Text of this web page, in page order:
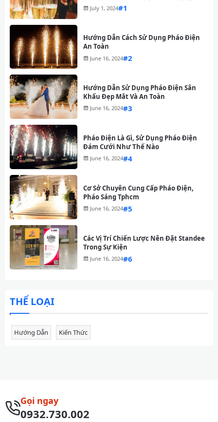
July 1, 2024#
Hướng Dẫn Cách Sử Dụng Pháo Điện
An Toàn
June 16, 2024#
Hướng Dẫn Sử Dụng Pháo Điện Sân
Khấu Đẹp Mắt Và An Toàn
June 16, 2024#
Pháo Điện Là Gì, Sử Dụng Pháo Điện
Đám Cưới Như Thế Nào
June 16, 2024#
Cơ Sở Chuyên Cung Cấp Pháo Điện,
Pháo Sáng Tphcm
June 16, 2024#
Các Vị Trí Chiến Lược Nên Đặt Standee
Trong Sự Kiện
June 16, 2024#
THỂ LOẠI
Hướng Dẫn Kiến Thức
Gọi ngay
0932.730.002